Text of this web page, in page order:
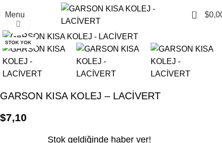
Menu 0 $
STOK YOK
Click to enlarge
GARSON KISA KOLEJ – LACİVERT
$7,10
Stok geldiğinde haber ver!